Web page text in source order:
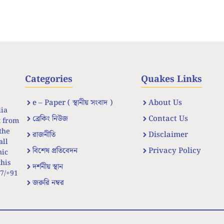
from
+91
Categories
e – Paper ( স্থানীয় সংবাদ )
ব্রেকিং নিউজ
রাজনীতি
বিশেষ প্রতিবেদন
দর্শনীয় স্থান
জরুরি নম্বর
Quakes Links
About Us
Contact Us
Disclaimer
Privacy Policy